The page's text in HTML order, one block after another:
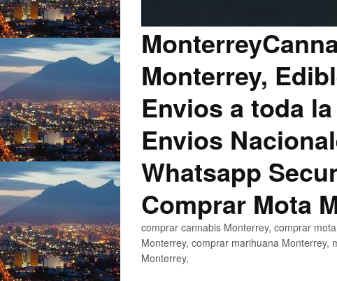
Monterrey,
Envios a toda
Envios
Whatsapp
Comprar Mota
comprar cannabis Monterrey, comprar
Monterrey, comprar marihuana Monterrey,
Monterrey,